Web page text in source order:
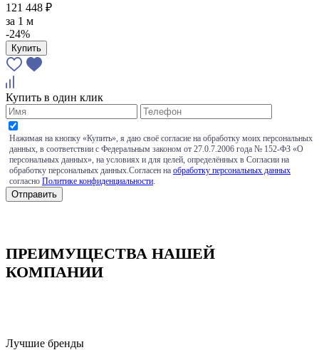
121 448 ₽
за 1 м
-24%
Купить
Купить в один клик
Нажимая на кнопку «Купить», я даю своё согласие на обработку моих персональных
данных, в соответствии с Федеральным законом от 27.0.7.2006 года № 152-ФЗ «О
персональных данных», на условиях и для целей, определённых в Согласии на
обработку персональных данных.Согласен на обработку персональных данных
согласно Политике конфиденциальности
ПРЕИМУЩЕСТВА НАШЕЙ
КОМПАНИИ
Лучшие бренды